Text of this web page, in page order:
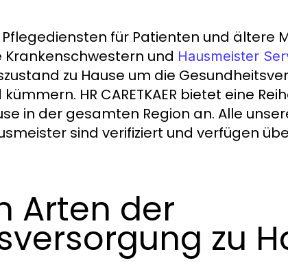
für Patienten und ältere
Krankenschwestern und Hausmeister
zu Hause um die
HR CARETKAER bietet eine
in der gesamten Region an. Alle
sind verifiziert und verfügen
Arten der
zu